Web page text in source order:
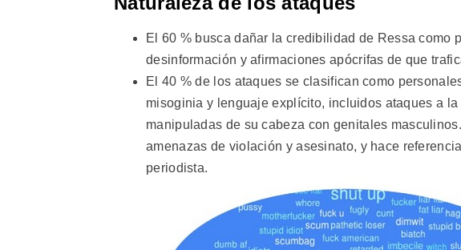
El 60 % busca dañar la credibilidad de Ressa como
desinformación y afirmaciones apócrifas de que
El 40 % de los ataques se clasifican como
misoginia y lenguaje explícito, incluidos ataques a
manipuladas de su cabeza con genitales
amenazas de violación y asesinato, y hace
periodista.